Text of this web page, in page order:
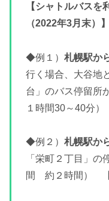
【シャトルバスを
（2022年3月末）】
◆例１） 札幌駅か
行く場合、大谷地
台」のバス停留所
１時間30～40分
◆例２） 札幌駅か
「栄町２丁目」の
間 約２時間） 【